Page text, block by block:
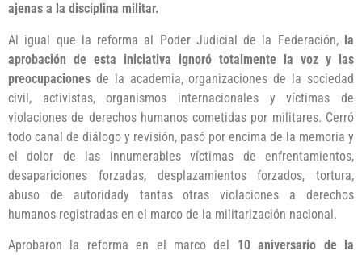
ajenas a la disciplina militar.
Al igual que la reforma al Poder Judicial de la Federación, la
aprobación de esta iniciativa ignoró totalmente la voz y las
preocupaciones de la academia, organizaciones de la sociedad
civil, activistas, organismos internacionales y víctimas de
violaciones de derechos humanos cometidas por militares. Cerró
todo canal de diálogo y revisión, pasó por encima de la memoria y
el dolor de las innumerables víctimas de enfrentamientos,
desapariciones forzadas, desplazamientos forzados, tortura,
abuso de autoridady tantas otras violaciones a derechos
humanos registradas en el marco de la militarización nacional.
Aprobaron la reforma en el marco del 10 aniversario de la